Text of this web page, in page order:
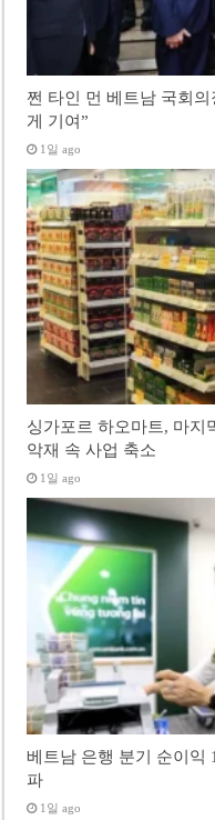
쩐 타인 먼 베트남 국회
게 기여”
1일 ago
싱가포르 하오마트, 마
악재 속 사업 축소
1일 ago
베트남 은행 분기 순이
파
1일 ago